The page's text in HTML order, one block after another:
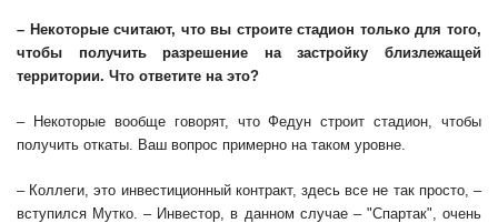
– Некоторые считают, что вы строите стадион только для того,
чтобы получить разрешение на застройку близлежащей
территории. Что ответите на это?
– Некоторые вообще говорят, что Федун строит стадион, чтобы
получить откаты. Ваш вопрос примерно на таком уровне.
– Коллеги, это инвестиционный контракт, здесь все не так просто, –
вступился Мутко. – Инвестор, в данном случае – "Спартак", очень